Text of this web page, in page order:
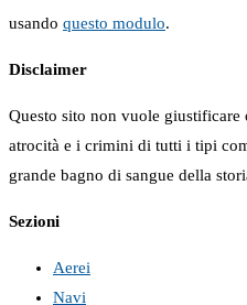
usando questo modulo.
Disclaimer
Questo sito non vuole
atrocità e i crimini di tutti i tipi
grande bagno di sangue della
Sezioni
Aerei
Navi